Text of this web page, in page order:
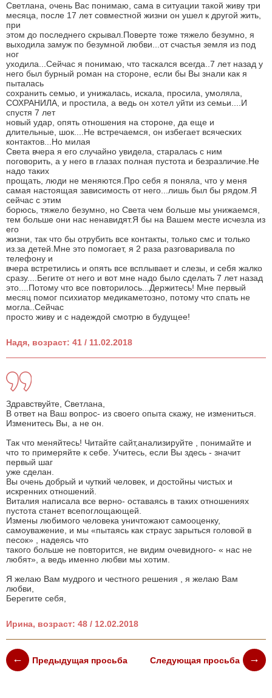
Светлана, очень Вас понимаю, сама в ситуации такой живу три
месяца, после 17 лет совместной жизни он ушел к другой жить,
при
этом до последнего скрывал.Поверте тоже тяжело безумно, я
выходила замуж по безумной любви...от счастья земля из под
ног
уходила...Сейчас я понимаю, что таскался всегда..7 лет назад у
него был бурный роман на стороне, если бы Вы знали как я
пыталась
сохранить семью, и унижалась, искала, просила, умоляла,
СОХРАНИЛА, и простила, а ведь он хотел уйти из семьи....И
спустя 7 лет
новый удар, опять отношения на стороне, да еще и
длительные, шок....Не встречаемся, он избегает всяческих
контактов...Но милая
Света вчера я его случайно увидела, старалась с ним
поговорить, а у него в глазах полная пустота и безразличие.Не
надо таких
прощать, люди не меняются.Про себя я поняла, что у меня
самая настоящая зависимость от него...лишь был бы рядом.Я
сейчас с этим
борюсь, тяжело безумно, но Света чем больше мы унижаемся,
тем больше они нас ненавидят.Я бы на Вашем месте исчезла из
его
жизни, так что бы отрубить все контакты, только смс и только
из.за детей.Мне это помогает, я 2 раза разговаривала по
телефону и
вчера встретились и опять все всплывает и слезы, и себя жалко
сразу....Бегите от него и вот мне надо было сделать 7 лет назад
это....Потому что все повторилось...Держитесь! Мне первый
месяц помог психиатор медикаметозно, потому что спать не
могла..Сейчас
просто живу и с надеждой смотрю в будущее!
Надя, возраст: 41 / 11.02.2018
Здравствуйте, Светлана,
В ответ на Ваш вопрос- из своего опыта скажу, не измениться.
Изменитесь Вы, а не он.
Так что меняйтесь! Читайте сайт,анализируйте , понимайте и
что то примеряйте к себе. Учитесь, если Вы здесь - значит
первый шаг
уже сделан.
Вы очень добрый и чуткий человек, и достойны чистых и
искренних отношений.
Виталия написала все верно- оставаясь в таких отношениях
пустота станет всепоглощающей.
Измены любимого человека уничтожают самооценку,
самоуважение, и мы «пытаясь как страус зарыться головой в
песок» , надеясь что
такого больше не повторится, не видим очевидного- « нас не
любят», а ведь именно любви мы хотим.
Я желаю Вам мудрого и честного решения , я желаю Вам
любви,
Берегите себя,
Ирина, возраст: 48 / 12.02.2018
Предыдущая просьба Следующая просьба